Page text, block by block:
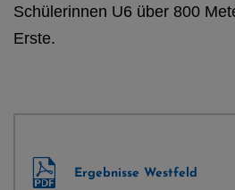
Schülerinnen U6 über 800
Erste.
Ergebnisse Westfeld